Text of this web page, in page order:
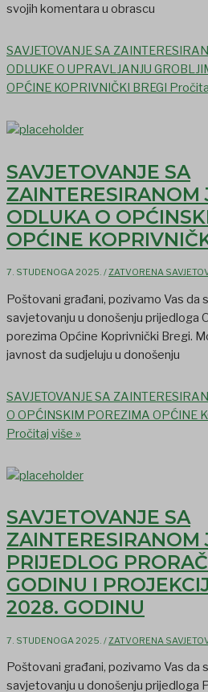
svojih komentara u obrascu
SAVJETOVANJE SA
ODLUKE O UPRAVLJANJU
OPĆINE KOPRIVNIČKI BREGI
SAVJETOVANJE SA
ZAINTERESIRANOM
ODLUKA O
OPĆINE
7. STUDENOGA 2025. /ZATVORENA
Poštovani građani, pozivamo Vas
savjetovanju u donošenju prijedloga
porezima Općine Koprivnički Bregi.
javnost da sudjeluju u donošenju
SAVJETOVANJE SA
O OPĆINSKIM POREZIMA OPĆINE
Pročitaj više »
SAVJETOVANJE SA
ZAINTERESIRANOM
PRIJEDLOG
GODINU I
2028. GODINU
7. STUDENOGA 2025. /ZATVORENA
Poštovani građani, pozivamo Vas
savjetovanju u donošenju prijedloga